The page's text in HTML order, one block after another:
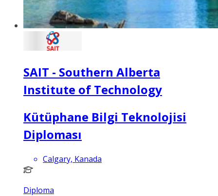
SAIT - Southern Alberta
Institute of Technology
Kütüphane Bilgi Teknolojisi
Diploması
Calgary, Kanada
Diploma